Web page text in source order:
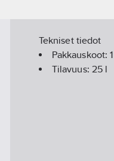
Tekniset tiedot
Pakkauskoot:
Tilavuus: 25l